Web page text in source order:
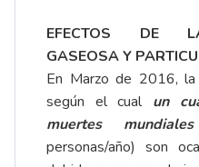
EFECTOS DE
GASEOSA Y
En Marzo de 2016, la
según el cual un
muertes mundiales
personas/año) son